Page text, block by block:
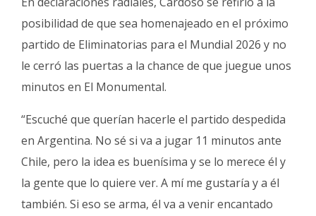
posibilidad de que sea homenajeado en el próximo
partido de Eliminatorias para el Mundial 2026 y no
le cerró las puertas a la chance de que juegue unos
minutos en El Monumental.
“Escuché que querían hacerle el partido despedida
en Argentina. No sé si va a jugar 11 minutos ante
Chile, pero la idea es buenísima y se lo merece él y
la gente que lo quiere ver. A mí me gustaría y a él
también. Si eso se arma, él va a venir encantado